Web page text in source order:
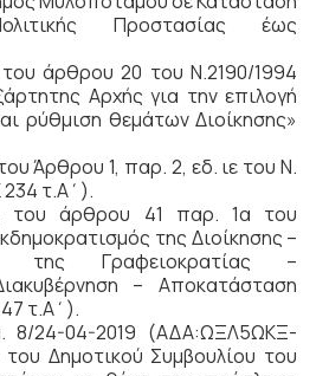
Προστασίας έως
του άρθρου 20 του Ν.2190/1994
Αρχής για την επιλογή
ρύθμιση θεμάτων Διοίκησης»
Άρθρου 1, παρ. 2, εδ. ιε του Ν.
τ.Α΄).
του άρθρου 41 παρ. 1α του
της Διοίκησης –
της Γραφειοκρατίας –
– Αποκατάσταση
τ.Α΄).
8/24-04-2019 (ΑΔΑ:ΩΞΛ5ΩΚΞ-
Δημοτικού Συμβουλίου του